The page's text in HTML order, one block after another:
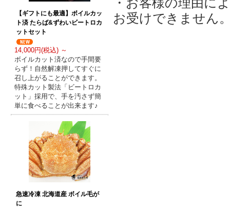
【ギフトにも最適】ボイルカッ
ト済 たらば&ずわいビートロカ
ットセット
14,000円(税込) ～
ボイルカット済なので手間要
らず！自然解凍押してすぐに
召し上がることができます。
特殊カット製法「ビートロカ
ット」採用で、手を汚さず簡
単に食べることが出来ます♪
急速冷凍 北海道産 ボイル毛が
に
・お客様の理由に
お受けできません